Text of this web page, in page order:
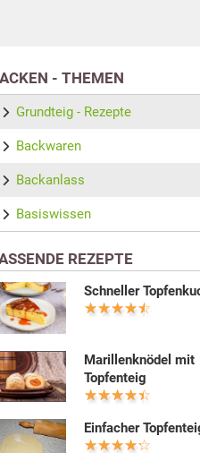
- THEMEN
Grundteig - Rezepte
Backwaren
Backanlass
Basiswissen
REZEPTE
Schneller
Marillenknödel mit
Topfenteig
Einfacher